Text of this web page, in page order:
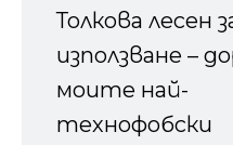
Толкова лесен
използване –
моите най-
технофобски